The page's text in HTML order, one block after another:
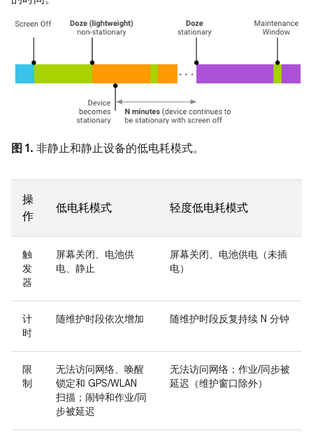
图 1. 非静止和静止设备的低电耗模式。
操
作
低电耗模式 轻度低电耗模式
触
发
器
屏幕关闭、电池供
电、静止
屏幕关闭、电池供电（未插
电）
计
时
随维护时段依次增加 随维护时段反复持续 N 分钟
限
制
无法访问网络、唤醒
锁定和 GPS/WLAN
扫描；闹钟和作业/同
步被延迟
无法访问网络；作业/同步被
延迟（维护窗口除外）